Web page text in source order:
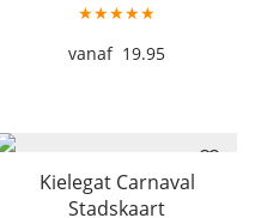
★★★★★
19.95
Kielegat Carnaval
Stadskaart